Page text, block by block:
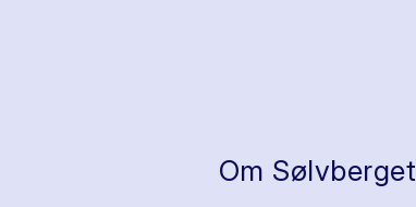
Om Sølvberget